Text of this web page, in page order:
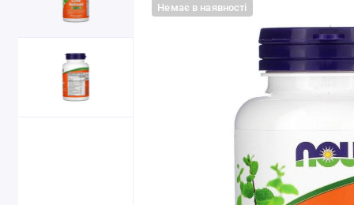
Немає в наявності